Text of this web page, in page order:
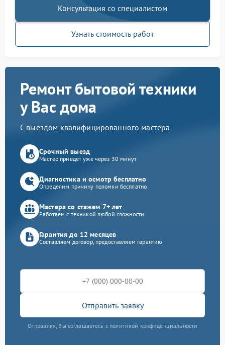
Консультация со специалистом
Узнать стоимость работ
Ремонт бытовой техники
у Вас дома
С выездом квалифицированного мастера
Срочный выезд
Мастер приедет уже через 30 минут
Диагностика и осмотр бесплатно
Определим причину поломки бесплатно
Мастера со стажем 7+ лет
Работаем с техникой любой сложности
Гарантия до 12 месяцев
Составляем договор, предоставляем гарантию
Отправить заявку
Отправляя, Вы соглашаетесь с политикой конфиденциальности